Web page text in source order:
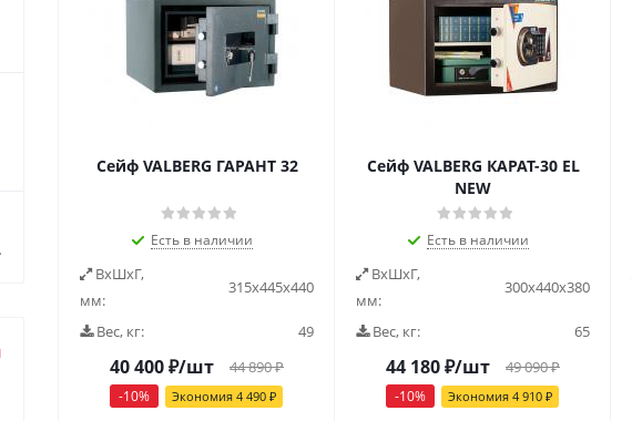
Сейф VALBERG ГАРАНТ 32
Есть в наличии
ВxШxГ,
мм:
315х445х440
Вес, кг: 49
40 400₽/шт 44 890₽
-10% Экономия 4 490 ₽
Сейф VALBERG КАРАТ-30 EL
NEW
Есть в наличии
ВxШxГ,
мм:
300х440х380
Вес, кг: 65
44 180₽/шт 49 090₽
-10% Экономия 4 910 ₽